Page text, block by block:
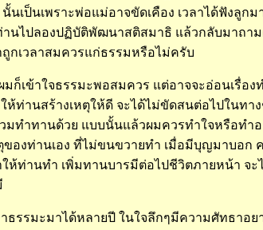
นั้นเป็นเพราะพ่อแม่อาจขัดเคือง เวลาได้ฟังลู
นไปลองปฏิบัติพัฒนาสติสมาธิ แล้วกลับมาถาม
ถูกเวลาสมควรแก่ธรรมหรือไม่ครับ
ก็เข้าใจธรรมะพอสมควร แต่อาจจะอ่อนเรื่อ
ห้ท่านสร้างเหตุให้ดี จะได้ไม่ขัดสนต่อไปในท
มทำทานด้วย แบบนั้นแล้วผมควรทำใจหรือทำ
ของท่านเอง ที่ไม่ขนขวายทำ เมื่อมีบุญมาบอก
ห้ท่านทำ เพิ่มทานบารมีต่อไปชีวิตภายหน้า จะ
ธรรมะมาได้หลายปี ในใจลึกๆมีความศัทธาอ